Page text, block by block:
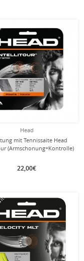
Head
mit Tennissaite Head
(Armschonung+Kontrolle)
22,00€